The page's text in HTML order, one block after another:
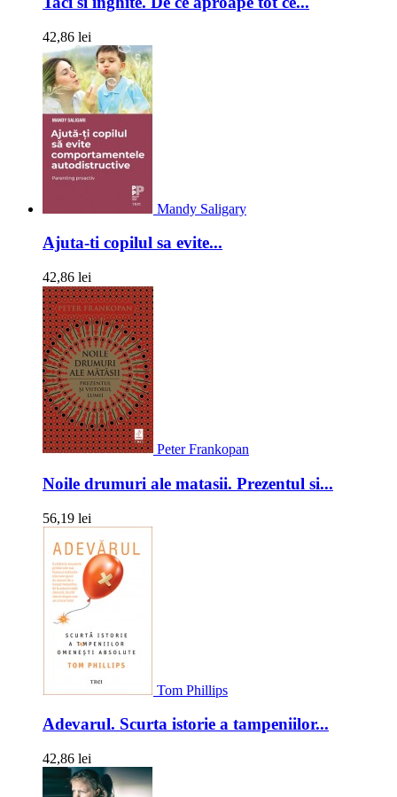
42,86 lei
Mandy Saligary
Ajuta-ti copilul sa evite...
42,86 lei
Peter Frankopan
Noile drumuri ale matasii. Prezentul si...
56,19 lei
Tom Phillips
Adevarul. Scurta istorie a tampeniilor...
42,86 lei